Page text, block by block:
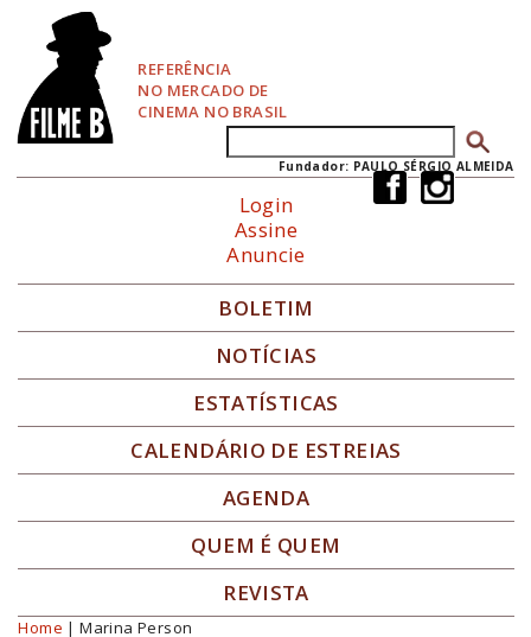
REFERÊNCIA
NO MERCADO DE
CINEMA NO BRASIL
Formulário de busca
Fundador: PAULO SÉRGIO ALMEIDA
Login
Assine
Anuncie
BOLETIM
NOTÍCIAS
ESTATÍSTICAS
CALENDÁRIO DE ESTREIAS
AGENDA
QUEM É QUEM
REVISTA
Home | Marina Person